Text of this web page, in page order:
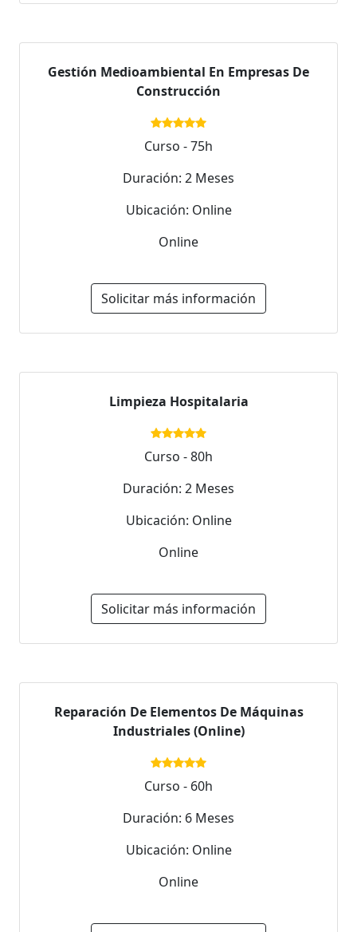
Gestión Medioambiental En Empresas De
Construcción
Curso - 75h
Duración: 2 Meses
Ubicación: Online
Online
Solicitar más información
Limpieza Hospitalaria
Curso - 80h
Duración: 2 Meses
Ubicación: Online
Online
Solicitar más información
Reparación De Elementos De Máquinas
Industriales (Online)
Curso - 60h
Duración: 6 Meses
Ubicación: Online
Online